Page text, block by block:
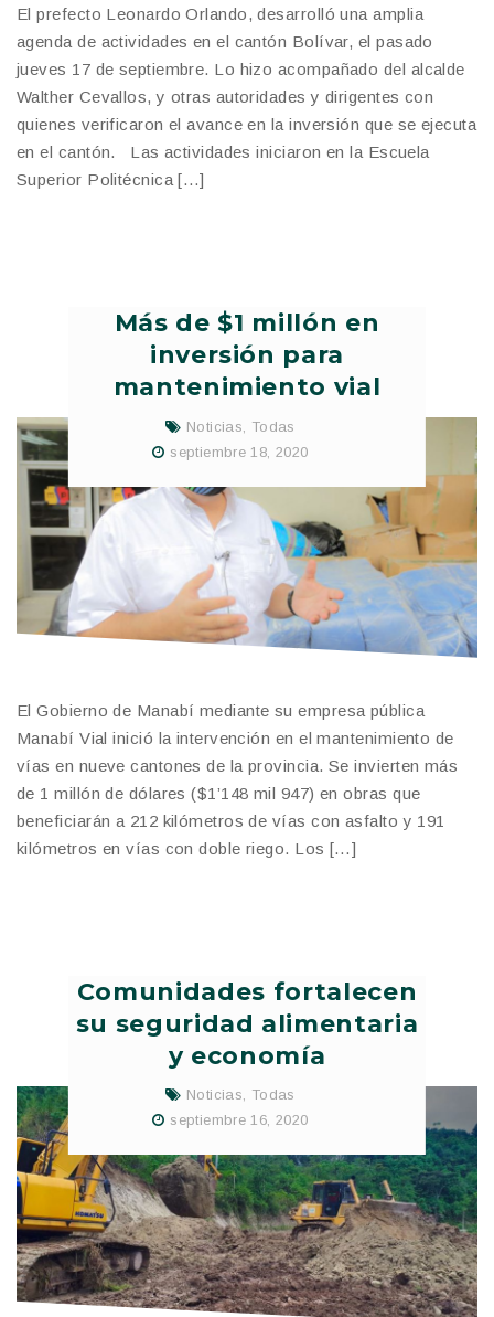
El prefecto Leonardo Orlando, desarrolló una amplia
agenda de actividades en el cantón Bolívar, el pasado
jueves 17 de septiembre. Lo hizo acompañado del alcalde
Walther Cevallos, y otras autoridades y dirigentes con
quienes verificaron el avance en la inversión que se ejecuta
en el cantón. Las actividades iniciaron en la Escuela
Superior Politécnica […]
Más de $1 millón en
inversión para
mantenimiento vial
Noticias, Todas
septiembre 18, 2020
El Gobierno de Manabí mediante su empresa pública
Manabí Vial inició la intervención en el mantenimiento de
vías en nueve cantones de la provincia. Se invierten más
de 1 millón de dólares ($1’148 mil 947) en obras que
beneficiarán a 212 kilómetros de vías con asfalto y 191
kilómetros en vías con doble riego. Los […]
Comunidades fortalecen
su seguridad alimentaria
y economía
Noticias, Todas
septiembre 16, 2020